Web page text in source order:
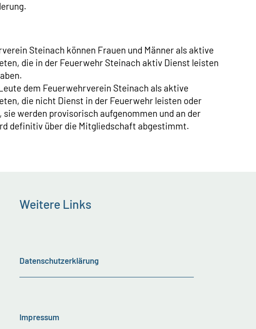
Steinach können Frauen und Männer als aktive
die in der Feuerwehr Steinach aktiv Dienst leisten
dem Feuerwehrverein Steinach als aktive
die nicht Dienst in der Feuerwehr leisten oder
sie werden provisorisch aufgenommen und an der
definitiv über die Mitgliedschaft abgestimmt.
Weitere Links
Datenschutzerklärung
Impressum